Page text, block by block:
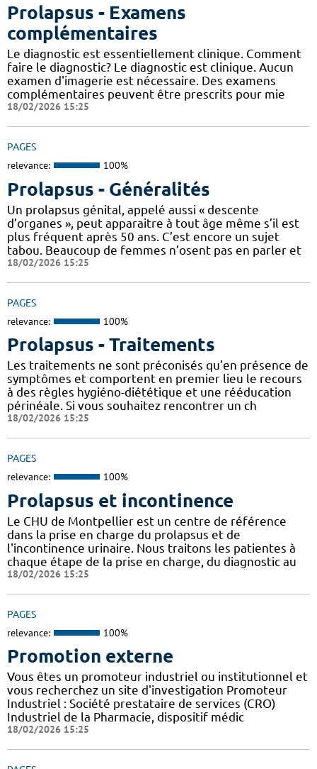
Prolapsus - Examens
complémentaires
Le diagnostic est essentiellement clinique. Comment
faire le diagnostic? Le diagnostic est clinique. Aucun
examen d'imagerie est nécessaire. Des examens
complémentaires peuvent être prescrits pour mie
18/02/2026 15:25
PAGES
relevance: 100%
Prolapsus - Généralités
Un prolapsus génital, appelé aussi « descente
d’organes », peut apparaitre à tout âge même s’il est
plus fréquent après 50 ans. C’est encore un sujet
tabou. Beaucoup de femmes n’osent pas en parler et
18/02/2026 15:25
PAGES
relevance: 100%
Prolapsus - Traitements
Les traitements ne sont préconisés qu’en présence de
symptômes et comportent en premier lieu le recours
à des règles hygiéno-diététique et une rééducation
périnéale. Si vous souhaitez rencontrer un ch
18/02/2026 15:25
PAGES
relevance: 100%
Prolapsus et incontinence
Le CHU de Montpellier est un centre de référence
dans la prise en charge du prolapsus et de
l'incontinence urinaire. Nous traitons les patientes à
chaque étape de la prise en charge, du diagnostic au
18/02/2026 15:25
PAGES
relevance: 100%
Promotion externe
Vous êtes un promoteur industriel ou institutionnel et
vous recherchez un site d'investigation Promoteur
Industriel : Société prestataire de services (CRO)
Industriel de la Pharmacie, dispositif médic
18/02/2026 15:25